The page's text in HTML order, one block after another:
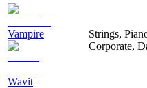
Vampire
Wavit
Strings,
Corporate,